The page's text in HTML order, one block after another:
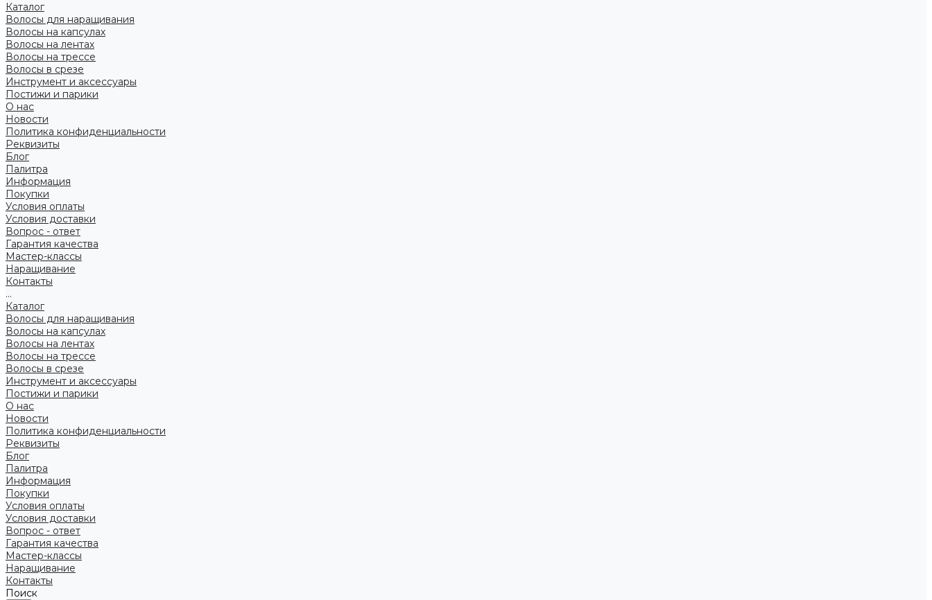
Каталог
Волосы для наращивания
Волосы на капсулах
Волосы на лентах
Волосы на трессе
Волосы в срезе
Инструмент и аксессуары
Постижи и парики
О нас
Новости
Политика конфиденциальности
Реквизиты
Блог
Палитра
Информация
Покупки
Условия оплаты
Условия доставки
Вопрос - ответ
Гарантия качества
Мастер-классы
Наращивание
Контакты
...
Каталог
Волосы для наращивания
Волосы на капсулах
Волосы на лентах
Волосы на трессе
Волосы в срезе
Инструмент и аксессуары
Постижи и парики
О нас
Новости
Политика конфиденциальности
Реквизиты
Блог
Палитра
Информация
Покупки
Условия оплаты
Условия доставки
Вопрос - ответ
Гарантия качества
Мастер-классы
Наращивание
Контакты
Поиск